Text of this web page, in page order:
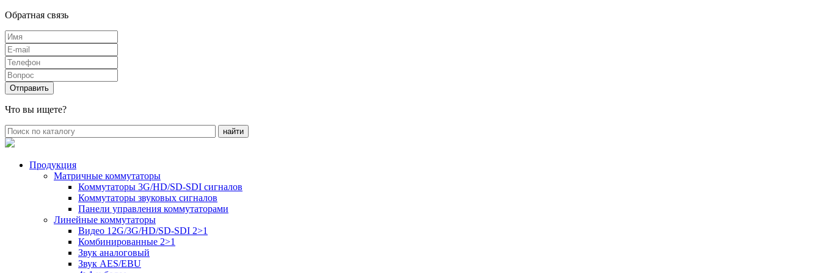
Обратная связь
Что вы ищете?
Продукция
Матричные коммутаторы
Коммутаторы 3G/HD/SD-SDI сигналов
Коммутаторы звуковых сигналов
Панели управления коммутаторами
Линейные коммутаторы
Видео 12G/3G/HD/SD-SDI 2>1
Комбинированные 2>1
Звук аналоговый
Звук AES/EBU